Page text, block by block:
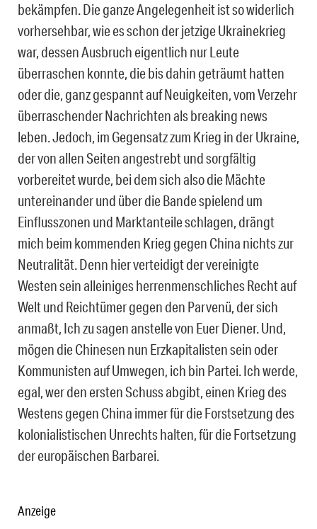
bekämpfen. Die ganze Angelegenheit ist so widerlich
vorhersehbar, wie es schon der jetzige Ukrainekrieg
war, dessen Ausbruch eigentlich nur Leute
überraschen konnte, die bis dahin geträumt hatten
oder die, ganz gespannt auf Neuigkeiten, vom Verzehr
überraschender Nachrichten als breaking news
leben. Jedoch, im Gegensatz zum Krieg in der Ukraine,
der von allen Seiten angestrebt und sorgfältig
vorbereitet wurde, bei dem sich also die Mächte
untereinander und über die Bande spielend um
Einflusszonen und Marktanteile schlagen, drängt
mich beim kommenden Krieg gegen China nichts zur
Neutralität. Denn hier verteidigt der vereinigte
Westen sein alleiniges herrenmenschliches Recht auf
Welt und Reichtümer gegen den Parvenü, der sich
anmaßt, Ich zu sagen anstelle von Euer Diener. Und,
mögen die Chinesen nun Erzkapitalisten sein oder
Kommunisten auf Umwegen, ich bin Partei. Ich werde,
egal, wer den ersten Schuss abgibt, einen Krieg des
Westens gegen China immer für die Forstsetzung des
kolonialistischen Unrechts halten, für die Fortsetzung
der europäischen Barbarei.
Anzeige